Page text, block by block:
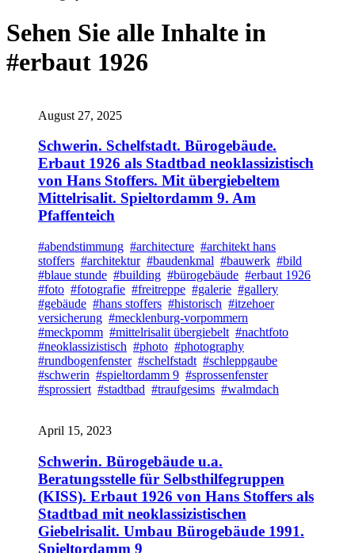
Sehen Sie alle Inhalte in
#erbaut 1926
August 27, 2025
Schwerin. Schelfstadt. Bürogebäude.
Erbaut 1926 als Stadtbad neoklassizistisch
von Hans Stoffers. Mit übergiebeltem
Mittelrisalit. Spieltordamm 9. Am
Pfaffenteich
#abendstimmung #architecture #architekt hans
stoffers #architektur #baudenkmal #bauwerk #bild
#blaue stunde #building #bürogebäude #erbaut 1926
#foto #fotografie #freitreppe #galerie #gallery
#gebäude #hans stoffers #historisch #itzehoer
versicherung #mecklenburg-vorpommern
#meckpomm #mittelrisalit übergiebelt #nachtfoto
#neoklassizistisch #photo #photography
#rundbogenfenster #schelfstadt #schleppgaube
#schwerin #spieltordamm 9 #sprossenfenster
#sprossiert #stadtbad #traufgesims #walmdach
April 15, 2023
Schwerin. Bürogebäude u.a.
Beratungsstelle für Selbsthilfegruppen
(KISS). Erbaut 1926 von Hans Stoffers als
Stadtbad mit neoklassizistischen
Giebelrisalit. Umbau Bürogebäude 1991.
Spieltordamm 9